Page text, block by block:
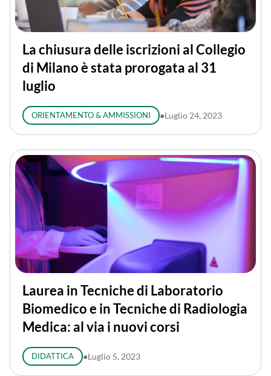
La chiusura delle iscrizioni al Collegio
di Milano è stata prorogata al 31
luglio
ORIENTAMENTO & AMMISSIONI ●Luglio 24, 2023
Laurea in Tecniche di Laboratorio
Biomedico e in Tecniche di Radiologia
Medica: al via i nuovi corsi
DIDATTICA ●Luglio 5, 2023